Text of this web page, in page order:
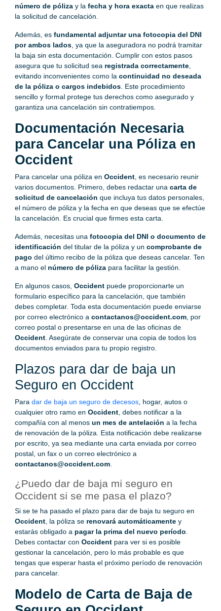
número de póliza y la fecha y hora exacta en que realizas
la solicitud de cancelación.
Además, es fundamental adjuntar una fotocopia del DNI
por ambos lados , ya que la aseguradora no podrá tramitar
la baja sin esta documentación. Cumplir con estos pasos
asegura que tu solicitud sea registrada correctamente
evitando inconvenientes como la continuidad no deseada
de la póliza o cargos indebidos . Este procedimiento
sencillo y formal protege tus derechos como asegurado y
garantiza una cancelación sin contratiempos.
Documentación Necesaria
para Cancelar una Póliza en
Occident
Para cancelar una póliza en Occident , es necesario reunir
varios documentos. Primero, debes redactar una carta de
solicitud de cancelación que incluya tus datos personales,
el número de póliza y la fecha en que deseas que se efectúe
la cancelación. Es crucial que firmes esta carta.
Además, necesitas una fotocopia del DNI o documento de
identificación del titular de la póliza y un comprobante de
pago del último recibo de la póliza que deseas cancelar. Ten
a mano el número de póliza para facilitar la gestión.
En algunos casos, Occident puede proporcionarte un
formulario específico para la cancelación, que también
debes completar. Toda esta documentación puede enviarse
por correo electrónico a contactanos@occident.com , por
correo postal o presentarse en una de las oficinas de
Occident . Asegúrate de conservar una copia de todos los
documentos enviados para tu propio registro.
Plazos para dar de baja un
Seguro en Occident
Para dar de baja un seguro de decesos , hogar, autos o
cualquier otro ramo en Occident , debes notificar a la
compañía con al menos un mes de antelación a la fecha
de renovación de la póliza. Esta notificación debe realizarse
por escrito, ya sea mediante una carta enviada por correo
postal, un fax o un correo electrónico a
contactanos@occident.com
¿Puedo dar de baja mi seguro en
Occident si se me pasa el plazo?
Si se te ha pasado el plazo para dar de baja tu seguro en
Occident , la póliza se renovará automáticamente y
estarás obligado a pagar la prima del nuevo período
Debes contactar con Occident para ver si es posible
gestionar la cancelación, pero lo más probable es que
tengas que esperar hasta el próximo período de renovación
para cancelar.
Modelo de Carta de Baja de